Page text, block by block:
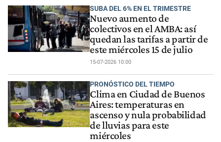
SUBA DEL 6% EN EL TRIMESTRE
Nuevo aumento de
colectivos en el AMBA: así
quedan las tarifas a partir de
este miércoles 15 de julio
15-07-2026 10:00
PRONÓSTICO DEL TIEMPO
Clima en Ciudad de Buenos
Aires: temperaturas en
ascenso y nula probabilidad
de lluvias para este
miércoles